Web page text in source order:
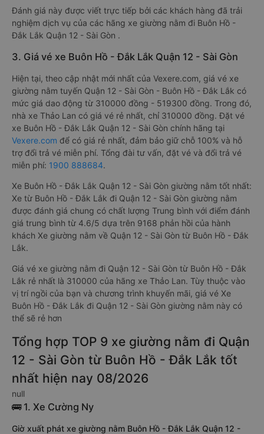
Đánh giá này được viết trực tiếp bởi các khách hàng đã trải
nghiệm dịch vụ của các hãng xe giường nằm đi Buôn Hồ -
Đắk Lắk Quận 12 - Sài Gòn .
3. Giá vé xe Buôn Hồ - Đắk Lắk Quận 12 - Sài Gòn
Hiện tại, theo cập nhật mới nhất của Vexere.com, giá vé xe
giường nằm tuyến Quận 12 - Sài Gòn - Buôn Hồ - Đắk Lắk có
mức giá dao động từ 310000 đồng - 519300 đồng. Trong đó,
nhà xe Thảo Lan có giá vé rẻ nhất, chỉ 310000 đồng. Đặt vé
xe Buôn Hồ - Đắk Lắk Quận 12 - Sài Gòn chính hãng tại
Vexere.com để có giá rẻ nhất, đảm bảo giữ chỗ 100% và hỗ
trợ đổi trả vé miễn phí. Tổng đài tư vấn, đặt vé và đổi trả vé
miễn phí: 1900 888684.
Xe Buôn Hồ - Đắk Lắk Quận 12 - Sài Gòn giường nằm tốt nhất:
Xe từ Buôn Hồ - Đắk Lắk đi Quận 12 - Sài Gòn giường nằm
được đánh giá chung có chất lượng Trung bình với điểm đánh
giá trung bình từ 4.6/5 dựa trên 9168 phản hồi của hành
khách Xe giường nằm về Quận 12 - Sài Gòn từ Buôn Hồ - Đắk
Lắk.
Giá vé xe giường nằm đi Quận 12 - Sài Gòn từ Buôn Hồ - Đắk
Lắk rẻ nhất là 310000 của hãng xe Thảo Lan. Tùy thuộc vào
vị trí ngồi của bạn và chương trình khuyến mãi, giá vé Xe
Buôn Hồ - Đắk Lắk đi Quận 12 - Sài Gòn giường nằm này có
thể sẽ rẻ hơn
Tổng hợp TOP 9 xe giường nằm đi Quận
12 - Sài Gòn từ Buôn Hồ - Đắk Lắk tốt
nhất hiện nay 08/2026
null
🚌 1. Xe Cường Ny
Giờ xuất phát xe giường nằm Buôn Hồ - Đắk Lắk Quận 12 -